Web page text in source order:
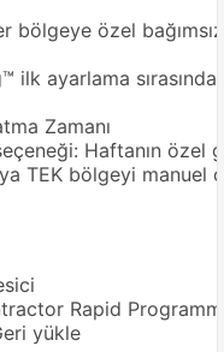
bölgeye özel
ilk ayarlama
Zamanı
Haftanın
TEK bölgeyi manuel
Rapid
yükle